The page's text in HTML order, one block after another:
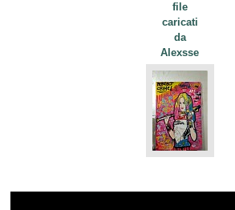
file
caricati
da
Alexsse